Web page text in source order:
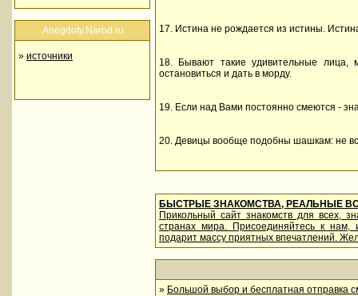
Anegdoty.Narod.ru
» источники
17. Истина не рождается из истины.
18. Бывают такие удивительные лица,
остановиться и дать в морду.
19. Если над Вами постоянно смеются -
20. Девицы вообще подобны шашкам: не
БЫСТРЫЕ ЗНАКОМСТВА, РЕАЛЬНЫЕ
Прикольный сайт знакомств для всех,
странах мира. Присоединяйтесь к
подарит массу приятных впечатлений.
» Большой выбор и бесплатная отправка